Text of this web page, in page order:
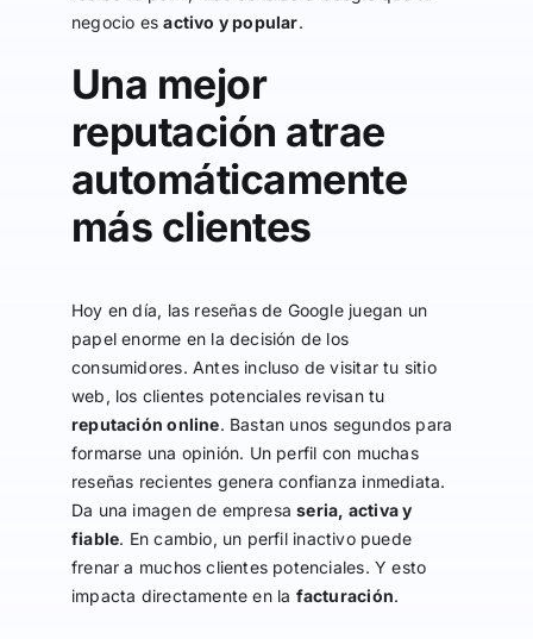
negocio esactivo y popular.
Una mejor
reputación atrae
automáticamente
más clientes
Hoy en día, las reseñas de Google juegan un
papel enorme en la decisión de los
consumidores. Antes incluso de visitar tu sitio
web, los clientes potenciales revisan tu
reputación online. Bastan unos segundos para
formarse una opinión. Un perfil con muchas
reseñas recientes genera confianza inmediata.
Da una imagen de empresaseria, activa y
fiable. En cambio, un perfil inactivo puede
frenar a muchos clientes potenciales. Y esto
impacta directamente en la facturación.